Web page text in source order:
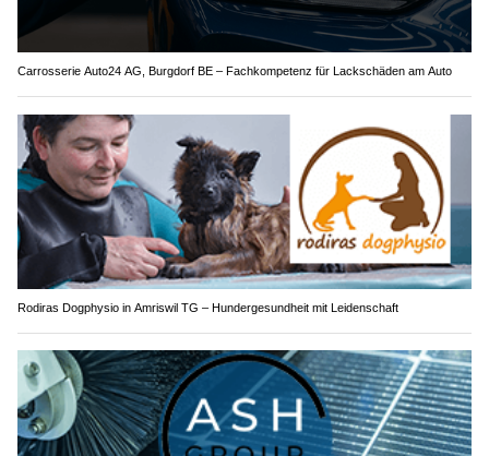
Carrosserie Auto24 AG, Burgdorf BE – Fachkompetenz für Lackschäden am Auto
Rodiras Dogphysio in Amriswil TG – Hundergesundheit mit Leidenschaft